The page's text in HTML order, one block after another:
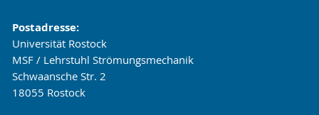
Postadresse:
Universität Rostock
MSF / Lehrstuhl Strömungsmechanik
Schwaansche Str. 2
18055 Rostock